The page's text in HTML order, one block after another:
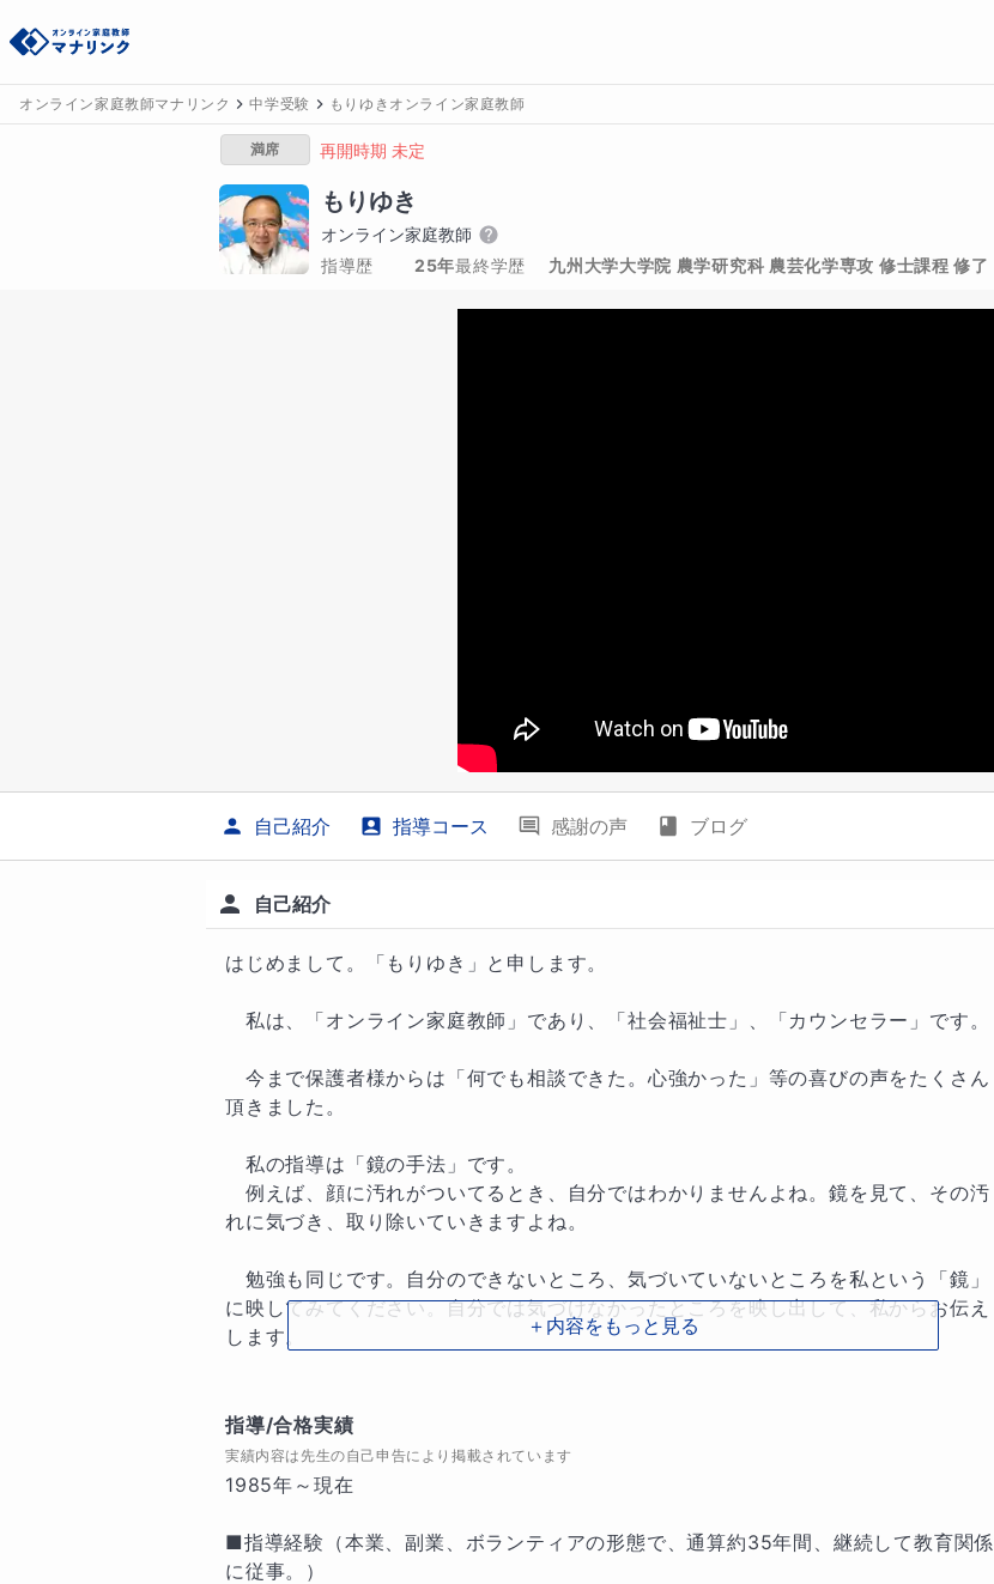
オンライン家庭教師マナリンク 中学受験 もりゆきオンライン家庭教師
満席 再開時期 未定
もりゆき
オンライン家庭教師
指導歴
25年最終学歴 九州大学大学院 農学研究科 農芸化学専攻 修士課程 修了
自己紹介 指導コース 感謝の声 ブログ
自己紹介
はじめまして。「もりゆき」と申します。
私は、「オンライン家庭教師」であり、「社会福祉士」、「カウンセラー」です。
今まで保護者様からは「何でも相談できた。心強かった」等の喜びの声をたくさん
頂きました。
私の指導は「鏡の手法」です。
例えば、顔に汚れがついてるとき、自分ではわかりませんよね。鏡を見て、その汚
れに気づき、取り除いていきますよね。
勉強も同じです。自分のできないところ、気づいていないところを私という「鏡」
に映してみてください。自分では気づけなかったところを映し出して、私からお伝え
します。
も映し出されます。ですので、弱点は取り除く。よいところは生かし磨いていく。こ
れが私の役割です。
生徒さんを成績向上、志望校合格へと繋げてきました。
＋内容をもっと見る
指導/合格実績
実績内容は先生の自己申告により掲載されています
1985年～現在
■指導経験（本業、副業、ボランティアの形態で、通算約35年間、継続して教育関係
に従事。）